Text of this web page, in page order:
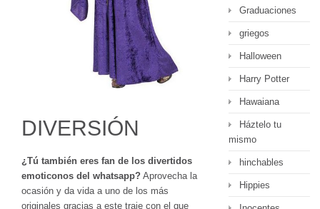
DIVERSIÓN
¿Tú también eres fan de los divertidos
emoticonos del whatsapp? Aprovecha la
ocasión y da vida a uno de los más
originales gracias a este traje con el que
Graduaciones
griegos
Halloween
Harry Potter
Hawaiana
Háztelo tu
mismo
hinchables
Hippies